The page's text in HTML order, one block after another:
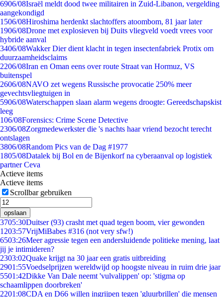
6906/08Israël meldt dood twee militairen in Zuid-Libanon, vergelding
aangekondigd
1506/08Hiroshima herdenkt slachtoffers atoombom, 81 jaar later
1906/08Drone met explosieven bij Duits vliegveld voedt vrees voor
hybride aanval
3406/08Wakker Dier dient klacht in tegen insectenfabriek Protix om
duurzaamheidsclaims
2206/08Iran en Oman eens over route Straat van Hormuz, VS
buitenspel
2606/08NAVO zet wegens Russische provocatie 250% meer
gevechtsvliegtuigen in
5906/08Waterschappen slaan alarm wegens droogte: Gereedschapskist
leeg
106/08Forensics: Crime Scene Detective
2306/08Zorgmedewerkster die 's nachts haar vriend bezocht terecht
ontslagen
3806/08Random Pics van de Dag #1977
1805/08Datalek bij Bol en de Bijenkorf na cyberaanval op logistiek
partner Ceva
Actieve items
Actieve items
Scrollbar gebruiken
opslaan
3705:30Duitser (93) crasht met quad tegen boom, vier gewonden
1203:57VrijMiBabes #316 (not very sfw!)
6503:26Meer agressie tegen een andersluidende politieke mening, laat
jij je intimideren?
2303:02Quake krijgt na 30 jaar een gratis uitbreiding
2901:55Voedselprijzen wereldwijd op hoogste niveau in ruim drie jaar
5501:42Dikke Van Dale neemt 'vulvalippen' op: 'stigma op
schaamlippen doorbreken'
2201:08CDA en D66 willen ingrijpen tegen 'gluurbrillen' die mensen